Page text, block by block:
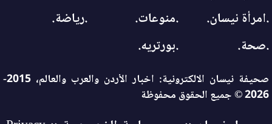
.امرأة نيسان.
.منوعات.
.رياضة.
.صحة.
.بورتريه.
صحيفة نيسان الالكترونية: اخبار الأردن والعرب والعالم، 2015-
2026 © جميع الحقوق محفوظة